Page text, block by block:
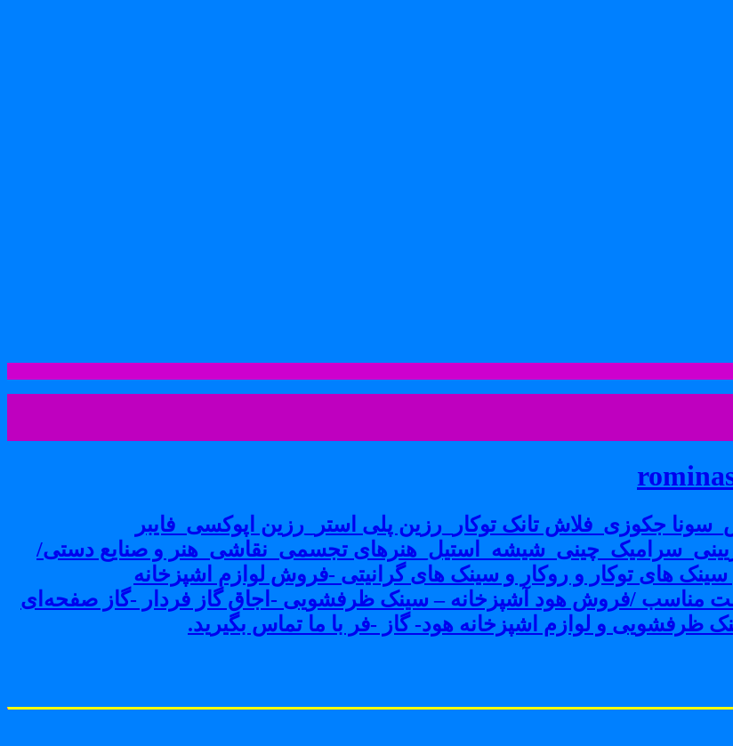
جکوزی_فلاش تانک توکار_رزین پلی استر_رزین اپوکسی_فایبر
تجسمی_نقاشی_هنر و صنایع دستی/
توکار و روکار و سینک های گرانیتی -فروش لوازم اشپزخانه
مناسب /فروش هود آشپزخانه – سینک ظرفشویی -اجاق گاز فردار -گاز صفحه‌ای
ظرفشویی و لوازم اشپزخانه هود- گاز -فر با ما تماس بگیرید.